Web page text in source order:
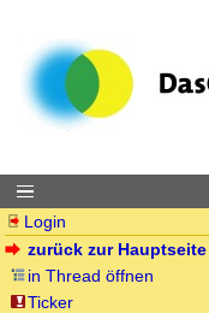
Login
zurück zur Hauptseite
in Thread öffnen
Ticker